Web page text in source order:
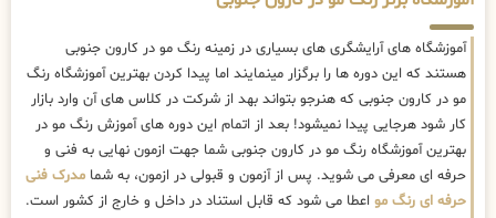
آموزشگاه های آرایشگری های بسیاری در زمینه رنگ مو در کارون جنوبی
هستند که این دوره ها را برگزار مینمایند اما پیدا کردن بهترین آموزشگاه رنگ
مو در کارون جنوبی که هنرجو بتواند بهد از شرکت در کلاس های آن وارد بازار
کار شود هرجایی پیدا نمیشود! بعد از اتمام این دوره های آموزش رنگ مو در
بهترین آموزشگاه رنگ مو در کارون جنوبی شما جهت ازمون نهایی به فنی و
حرفه ای معرفی می شوید. پس از آزمون و قبولی در ازمون، به شما مدرک فنی
حرفه ای رنگ مو اعطا می شود که قابل استناد در داخل و خارج از کشور است.